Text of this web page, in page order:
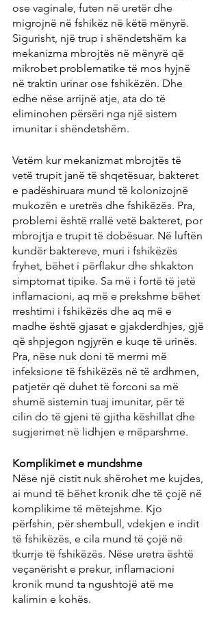
ose vaginale, futen në uretër dhe
migrojnë në fshikëz në këtë mënyrë.
Sigurisht, një trup i shëndetshëm ka
mekanizma mbrojtës në mënyrë që
mikrobet problematike të mos hyjnë
në traktin urinar ose fshikëzën. Dhe
edhe nëse arrijnë atje, ata do të
eliminohen përsëri nga një sistem
imunitar i shëndetshëm.
Vetëm kur mekanizmat mbrojtës të
vetë trupit janë të shqetësuar, bakteret
e padëshiruara mund të kolonizojnë
mukozën e uretrës dhe fshikëzës. Pra,
problemi është rrallë vetë bakteret, por
mbrojtja e trupit të dobësuar. Në luftën
kundër baktereve, muri i fshikëzës
fryhet, bëhet i përflakur dhe shkakton
simptomat tipike. Sa më i fortë të jetë
inflamacioni, aq më e prekshme bëhet
rreshtimi i fshikëzës dhe aq më e
madhe është gjasat e gjakderdhjes, gjë
që shpjegon ngjyrën e kuqe të urinës.
Pra, nëse nuk doni të merrni më
infeksione të fshikëzës në të ardhmen,
patjetër që duhet të forconi sa më
shumë sistemin tuaj imunitar, për të
cilin do të gjeni të gjitha këshillat dhe
sugjerimet në lidhjen e mëparshme.
Komplikimet e mundshme
Nëse një cistit nuk shërohet me kujdes,
ai mund të bëhet kronik dhe të çojë në
komplikime të mëtejshme. Kjo
përfshin, për shembull, vdekjen e indit
të fshikëzës, e cila mund të çojë në
tkurrje të fshikëzës. Nëse uretra është
veçanërisht e prekur, inflamacioni
kronik mund ta ngushtojë atë me
kalimin e kohës.